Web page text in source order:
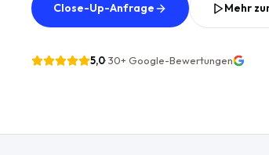
Close-Up-Anfrage Mehr
5,0·30+Google-Bewertungen